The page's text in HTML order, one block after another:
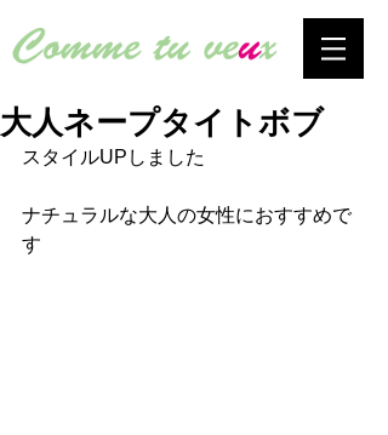
大人ネープタイトボブ
スタイルUPしました
ナチュラルな大人の女性におすすめで
す